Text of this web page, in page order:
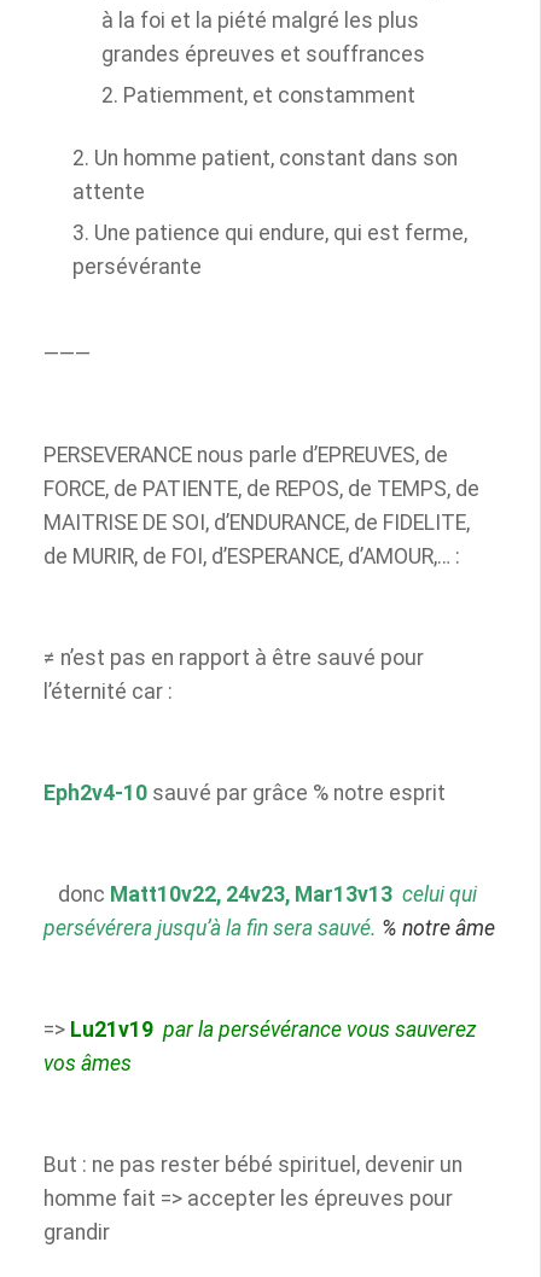
à la foi et la piété malgré les plus
grandes épreuves et souffrances
Patiemment, et constamment
Un homme patient, constant dans son
attente
Une patience qui endure, qui est ferme,
persévérante
———
PERSEVERANCE nous parle d’EPREUVES, de
FORCE, de PATIENTE, de REPOS, de TEMPS, de
MAITRISE DE SOI, d’ENDURANCE, de FIDELITE,
de MURIR, de FOI, d’ESPERANCE, d’AMOUR,… :
≠ n’est pas en rapport à être sauvé pour
l’éternité car :
Eph2v4-10 sauvé par grâce % notre esprit
donc Matt10v22, 24v23, Mar13v13 celui qui
persévérera jusqu’à la fin sera sauvé. % notre âme
=> Lu21v19 par la persévérance vous sauverez
vos âmes
But : ne pas rester bébé spirituel, devenir un
homme fait => accepter les épreuves pour
grandir